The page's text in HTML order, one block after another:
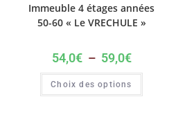
Immeuble 4 étages années
50-60 « Le VRECHULE »
54,0€ – 59,0€
Choix des options